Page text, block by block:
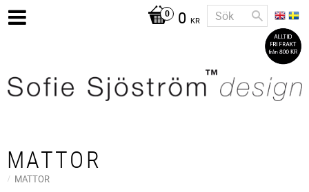
0 KR
MATTOR
MATTOR